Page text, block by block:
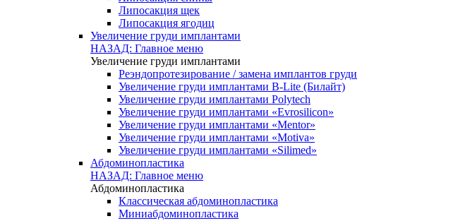
Липосакция щек
Липосакция ягодиц
Увеличение груди имплантами
НАЗАД: Главное меню
Увеличение груди имплантами
Реэндопротезирование / замена имплантов груди
Увеличение груди имплантами B-Lite (Билайт)
Увеличение груди имплантами Polytech
Увеличение груди имплантами «Evrosilicon»
Увеличение груди имплантами «Mentor»
Увеличение груди имплантами «Motiva»
Увеличение груди имплантами «Silimed»
Абдоминопластика
НАЗАД: Главное меню
Абдоминопластика
Классическая абдоминопластика
Миниабдоминопластика